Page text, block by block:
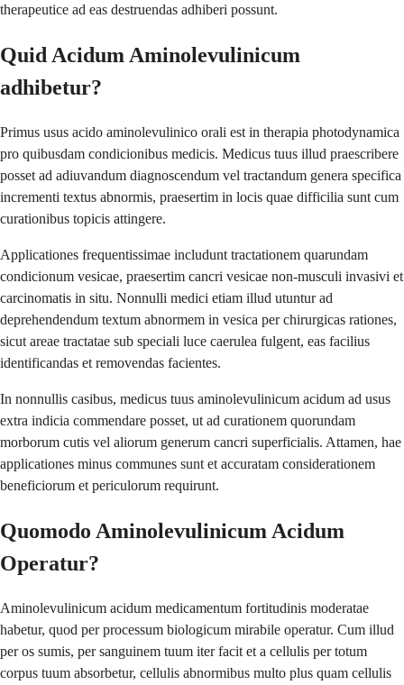
therapeutice ad eas destruendas adhiberi possunt.
Quid Acidum Aminolevulinicum
adhibetur?
Primus usus acido aminolevulinico orali est in therapia photodynamica
pro quibusdam condicionibus medicis. Medicus tuus illud praescribere
posset ad adiuvandum diagnoscendum vel tractandum genera specifica
incrementi textus abnormis, praesertim in locis quae difficilia sunt cum
curationibus topicis attingere.
Applicationes frequentissimae includunt tractationem quarundam
condicionum vesicae, praesertim cancri vesicae non-musculi invasivi et
carcinomatis in situ. Nonnulli medici etiam illud utuntur ad
deprehendendum textum abnormem in vesica per chirurgicas rationes,
sicut areae tractatae sub speciali luce caerulea fulgent, eas facilius
identificandas et removendas facientes.
In nonnullis casibus, medicus tuus aminolevulinicum acidum ad usus
extra indicia commendare posset, ut ad curationem quorundam
morborum cutis vel aliorum generum cancri superficialis. Attamen, hae
applicationes minus communes sunt et accuratam considerationem
beneficiorum et periculorum requirunt.
Quomodo Aminolevulinicum Acidum
Operatur?
Aminolevulinicum acidum medicamentum fortitudinis moderatae
habetur, quod per processum biologicum mirabile operatur. Cum illud
per os sumis, per sanguinem tuum iter facit et a cellulis per totum
corpus tuum absorbetur, cellulis abnormibus multo plus quam cellulis